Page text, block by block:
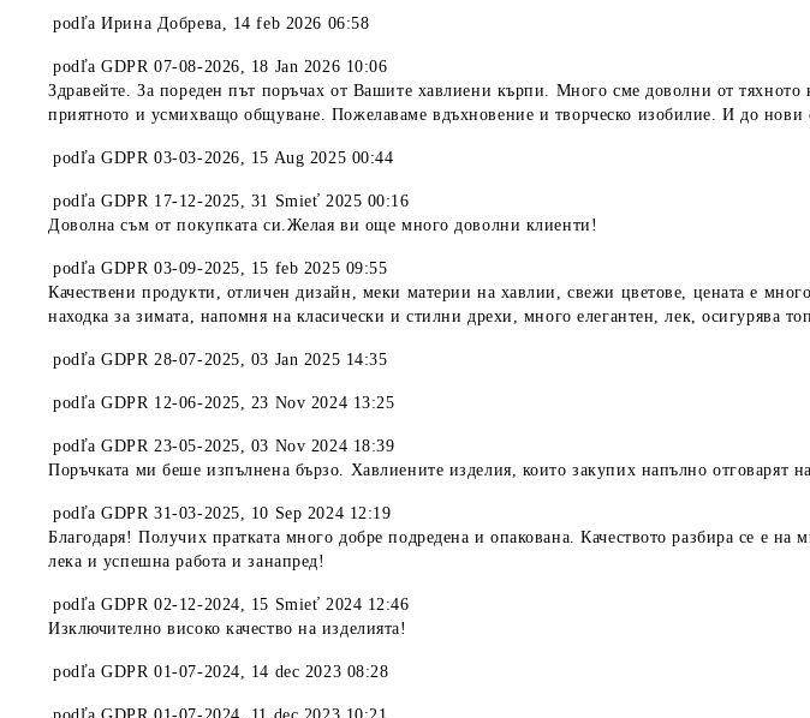
podľaИрина Добрева, 14 feb 2026 06:58
podľaGDPR 07-08-2026, 18 Jan 2026 10:06
Здравейте. За пореден път поръчах от Вашите хавлиени кърпи. Много сме доволни от
приятното и усмихващо общуване. Пожелаваме вдъхновение и творческо изобилие. И до
podľaGDPR 03-03-2026, 15 Aug 2025 00:44
podľaGDPR 17-12-2025, 31 Smieť 2025 00:16
Доволна съм от покупката си.Желая ви още много доволни клиенти!
podľaGDPR 03-09-2025, 15 feb 2025 09:55
Качествени продукти, отличен дизайн, меки материи на хавлии, свежи цветове, цената е
находка за зимата, напомня на класически и стилни дрехи, много елегантен, лек, осигурява
podľaGDPR 28-07-2025, 03 Jan 2025 14:35
podľaGDPR 12-06-2025, 23 Nov 2024 13:25
podľaGDPR 23-05-2025, 03 Nov 2024 18:39
Поръчката ми беше изпълнена бързо. Хавлиените изделия, които закупих напълно отговарят
podľaGDPR 31-03-2025, 10 Sep 2024 12:19
Благодаря! Получих пратката много добре подредена и опакована. Качеството разбира се е
лека и успешна работа и занапред!
podľaGDPR 02-12-2024, 15 Smieť 2024 12:46
Изключително високо качество на изделията!
podľaGDPR 01-07-2024, 14 dec 2023 08:28